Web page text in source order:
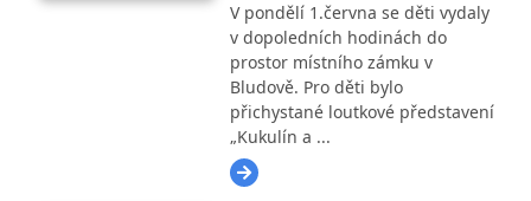
V pondělí 1.června se děti vydaly
v dopoledních hodinách do
prostor místního zámku v
Bludově. Pro děti bylo
přichystané loutkové představení
„Kukulín a ...